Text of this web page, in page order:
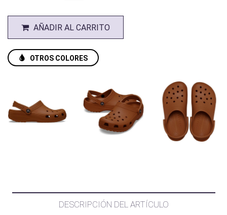
AÑADIR AL CARRITO
OTROS COLORES
DESCRIPCIÓN DEL ARTÍCULO